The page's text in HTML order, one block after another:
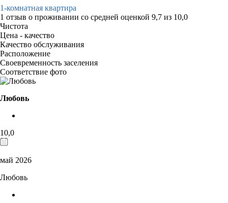
1-комнатная квартира
1 отзыв о проживании со средней оценкой 9,7 из 10,0
Чистота
Цена - качество
Качество обслуживания
Расположение
Своевременность заселения
Соответствие фото
Любовь
10,0
май 2026
Любовь